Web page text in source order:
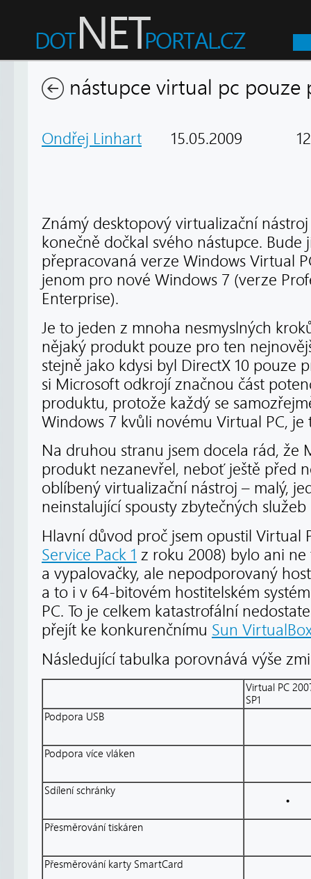
nástupce virtual pc pouze
Ondřej Linhart 15.05.2009
Známý desktopový virtualizační
konečně dočkal svého nástupce. Bude
přepracovaná verze Windows Virtual
jenom pro nové Windows 7 (verze
Enterprise).
Je to jeden z mnoha nesmyslných
nějaký produkt pouze pro ten
stejně jako kdysi byl DirectX 10 pouze
si Microsoft odkrojí značnou část
produktu, protože každý se
Windows 7 kvůli novému Virtual PC, je
Na druhou stranu jsem docela rád, že
produkt nezanevřel, neboť ještě před
oblíbený virtualizační nástroj – malý,
neinstalující spousty zbytečných
Hlavní důvod proč jsem opustil Virtual
Service Pack 1 z roku 2008) bylo ani
a vypalovačky, ale nepodporovaný
a to i v 64-bitovém hostitelském
PC. To je celkem katastrofální
přejít ke konkurenčnímu Sun
Následující tabulka porovnává výše
Virtual PC
SP1
Podpora USB
Podpora více vláken
Sdílení schránky
•
Přesměrování tiskáren
Přesměrování karty SmartCard